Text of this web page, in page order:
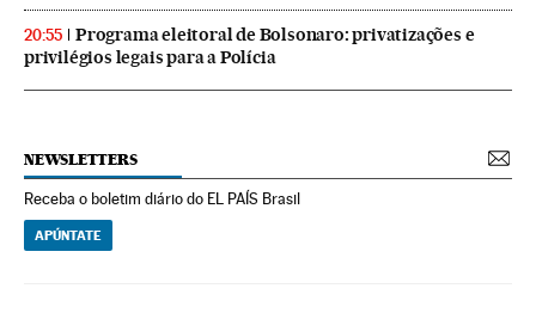
20:55
Programa eleitoral de Bolsonaro: privatizações e
privilégios legais para a Polícia
NEWSLETTERS
Receba o boletim diário do EL PAÍS Brasil
APÚNTATE